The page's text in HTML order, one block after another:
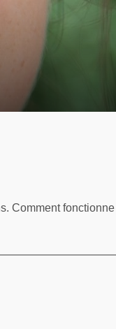
Comment fonctionne